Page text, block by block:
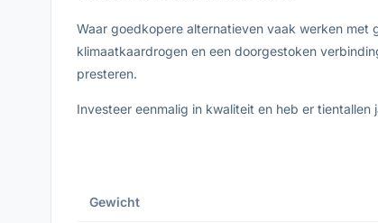
Waar goedkopere alternatieven vaak werken met
klimaatkaardrogen en een doorgestoken
presteren.
Investeer eenmalig in kwaliteit en heb er
Gewicht